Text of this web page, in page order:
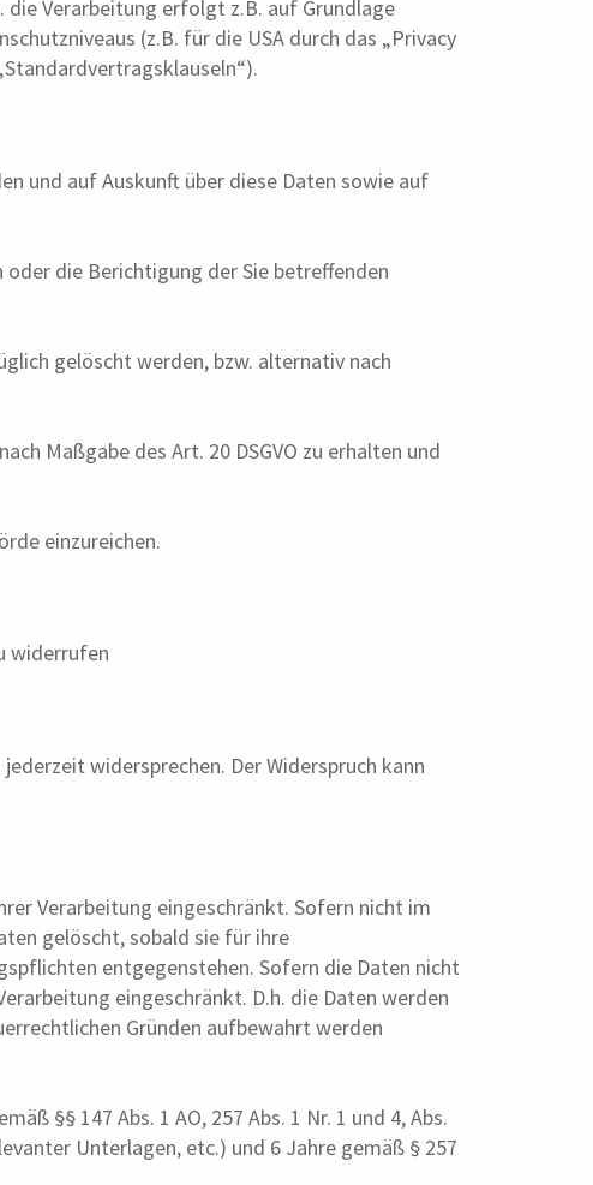
die Verarbeitung erfolgt z.B. auf Grundlage
(z.B. für die USA durch das „Privacy
und auf Auskunft über diese Daten sowie auf
oder die Berichtigung der Sie betreffenden
gelöscht werden, bzw. alternativ nach
Maßgabe des Art. 20 DSGVO zu erhalten und
einzureichen.
widerrufen
widersprechen. Der Widerspruch kann
Verarbeitung eingeschränkt. Sofern nicht im
gelöscht, sobald sie für ihre
entgegenstehen. Sofern die Daten nicht
eingeschränkt. D.h. die Daten werden
Gründen aufbewahrt werden
§§ 147 Abs. 1 AO, 257 Abs. 1 Nr. 1 und 4, Abs.
Unterlagen, etc.) und 6 Jahre gemäß § 257